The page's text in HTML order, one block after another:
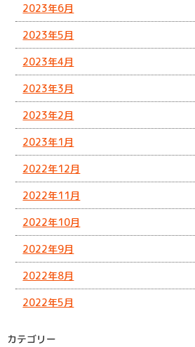
2023年6月
2023年5月
2023年4月
2023年3月
2023年2月
2023年1月
2022年12月
2022年11月
2022年10月
2022年9月
2022年8月
2022年5月
カテゴリー